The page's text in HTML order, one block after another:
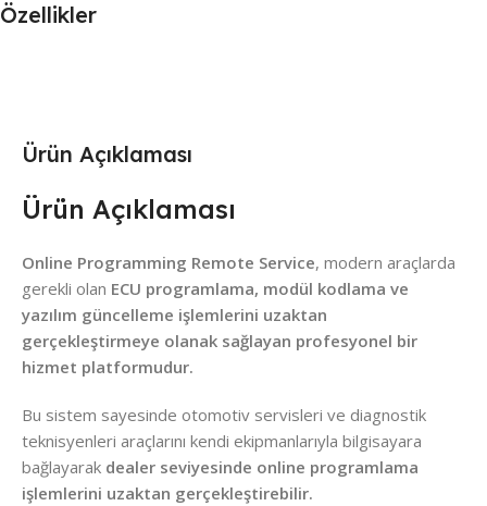
Ürün Açıklaması
Ürün Açıklaması
Online Programming Remote Service, modern araçlarda
gerekli olan ECU programlama, modül kodlama ve
yazılım güncelleme işlemlerini uzaktan
gerçekleştirmeye olanak sağlayan profesyonel bir
hizmet platformudur.
Bu sistem sayesinde otomotiv servisleri ve diagnostik
teknisyenleri araçlarını kendi ekipmanlarıyla bilgisayara
bağlayarak dealer seviyesinde online programlama
işlemlerini uzaktan gerçekleştirebilir.
Özellikler